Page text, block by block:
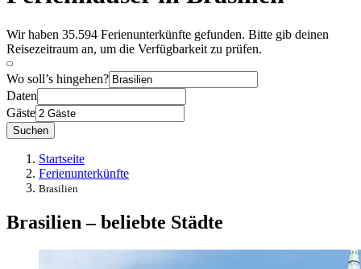
Wir haben 35.594 Ferienunterkünfte gefunden. Bitte gib deinen
Reisezeitraum an, um die Verfügbarkeit zu prüfen.
Wo soll’s hingehen?
Daten
Gäste
Suchen
Startseite
Ferienunterkünfte
Brasilien
Brasilien – beliebte Städte